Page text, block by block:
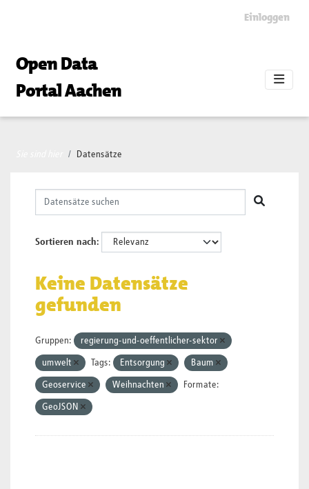
Einloggen
Open Data
Portal Aachen
Datensätze
Sortieren nach
Keine Datensätze
gefunden
Gruppen: regierung-und-oeffentlicher-sektor
umwelt Tags: Entsorgung Baum
Geoservice Weihnachten Formate:
GeoJSON